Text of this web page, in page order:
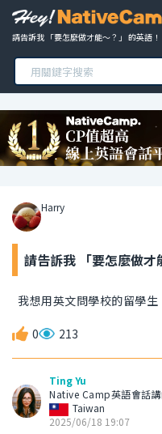
請告訴我 「要怎麼做才能～？」 的英語！
Harry
請告訴我 「要怎麼做才
我想用英文問學校的留學生
0 213
Ting Yu
Native Camp英語會話
Taiwan
2025/06/18 19:07